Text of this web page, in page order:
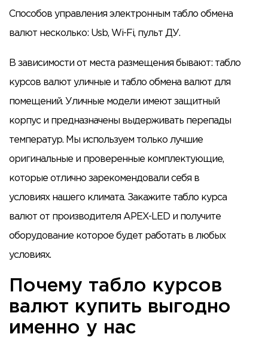
Способов управления электронным табло обмена
валют несколько: Usb, Wi-Fi, пульт ДУ.
В зависимости от места размещения бывают: табло
курсов валют уличные и табло обмена валют для
помещений. Уличные модели имеют защитный
корпус и предназначены выдерживать перепады
температур. Мы используем только лучшие
оригинальные и проверенные комплектующие,
которые отлично зарекомендовали себя в
условиях нашего климата. Закажите табло курса
валют от производителя APEX-LED и получите
оборудование которое будет работать в любых
условиях.
Почему табло курсов
валют купить выгодно
именно у нас